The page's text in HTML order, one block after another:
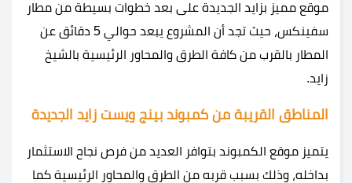
موقع مميز بزايد الجديدة على بعد خطوات بسيطة من مطار
سفينكس، حيث تجد أن المشروع يبعد حوالي 5 دقائق عن
المطار بالقرب من كافة الطرق والمحاور الرئيسية بالشيخ
زايد.
المناطق القريبة من كمبوند بينج ويست زايد الجديدة
يتميز موقع الكمبوند بتوافر العديد من فرص نجاح الاستثمار
بداخله، وذلك بسبب قربه من الطرق والمحاور الرئيسية كما